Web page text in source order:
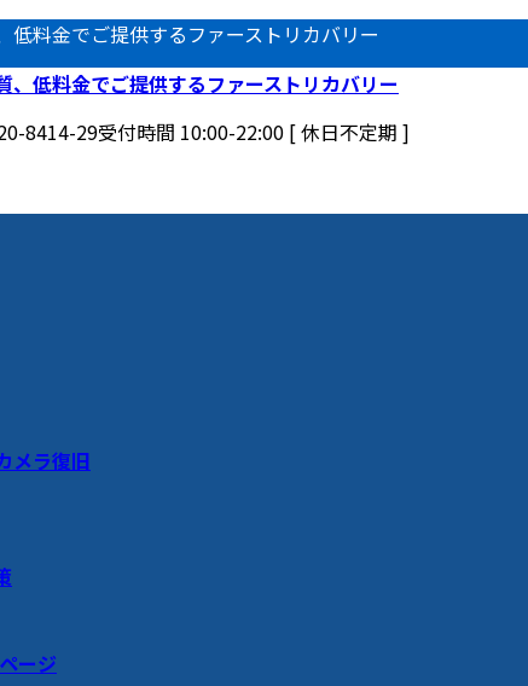
低料金でご提供するファーストリカバリー
8414-29受付時間 10:00-22:00 [ 休日不定期 ]
メラ復旧
ージ